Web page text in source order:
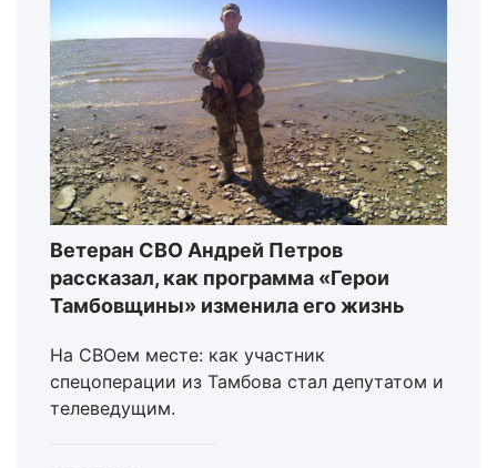
Ветеран СВО Андрей Петров
рассказал, как программа «Герои
Тамбовщины» изменила его жизнь
На СВОем месте: как участник
спецоперации из Тамбова стал депутатом и
телеведущим.